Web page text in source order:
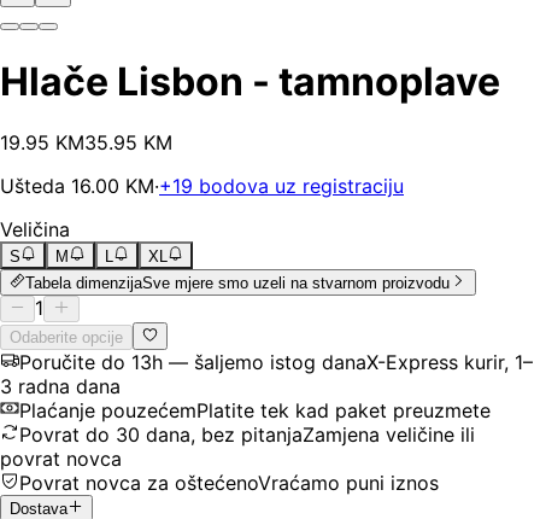
Hlače Lisbon - tamnoplave
19.95 KM35.95 KM
Ušteda 16.00 KM·+19 bodova uz registraciju
Veličina
S M L
XL
Tabela dimenzijaSve mjere smo uzeli na stvarnom proizvodu
1
Odaberite opcije
Poručite do 13h — šaljemo istog danaX-Express kurir, 1–
3 radna dana
Plaćanje pouzećemPlatite tek kad paket preuzmete
Povrat do 30 dana, bez pitanjaZamjena veličine ili
povrat novca
Povrat novca za oštećenoVraćamo puni iznos
Dostava